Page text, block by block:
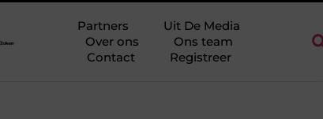
Partners
Uit De Media
Over ons
Ons team
Contact
Registreer